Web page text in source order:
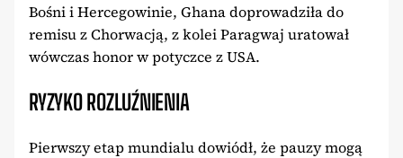
Bośni i Hercegowinie, Ghana doprowadziła do
remisu z Chorwacją, z kolei Paragwaj uratował
wówczas honor w potyczce z USA.
RYZYKO ROZLUŹNIENIA
Pierwszy etap mundialu dowiódł, że pauzy mogą